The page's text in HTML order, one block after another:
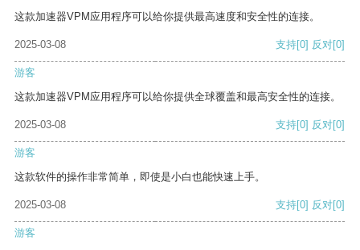
这款加速器VPM应用程序可以给你提供最高速度和安全性的连接。
2025-03-08 支持[0] 反对[0]
游客
这款加速器VPM应用程序可以给你提供全球覆盖和最高安全性的连接。
2025-03-08 支持[0] 反对[0]
游客
这款软件的操作非常简单，即使是小白也能快速上手。
2025-03-08 支持[0] 反对[0]
游客